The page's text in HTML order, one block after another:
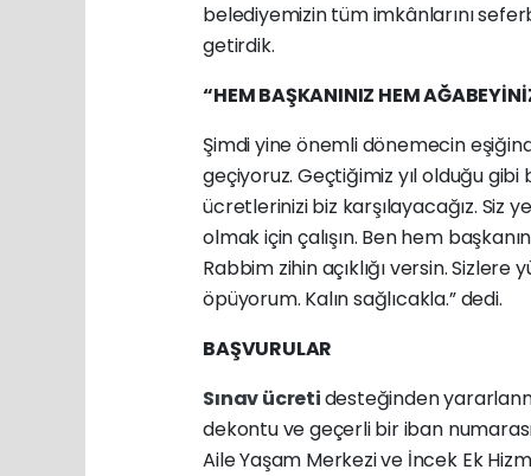
belediyemizin tüm imkânlarını
getirdik.
“HEM BAŞKANINIZ HEM
Şimdi yine önemli dönemecin
geçiyoruz. Geçtiğimiz yıl olduğu gibi
ücretlerinizi biz karşılayacağız. Siz
olmak için çalışın. Ben hem
Rabbim zihin açıklığı versin.
öpüyorum. Kalın sağlıcakla.” dedi.
BAŞVURULAR
Sınav ücretidesteğinden
dekontu ve geçerli bir iban
Aile Yaşam Merkezi ve İncek Ek